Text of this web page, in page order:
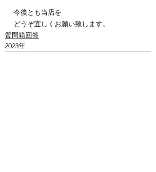
今後とも当店を
どうぞ宜しくお願い致します。
質問箱回答
2023年